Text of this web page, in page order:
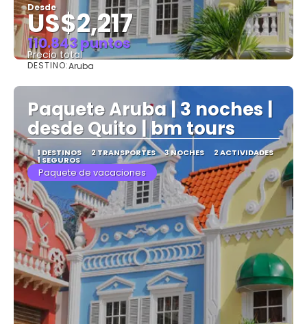
Desde
US$2,217
110.843 puntos
Precio total
DESTINO:Aruba
Paquete Aruba | 3 noches |
desde Quito | bm tours
1 DESTINOS 2 TRANSPORTES 3 NOCHES 2 ACTIVIDADES
1 SEGUROS
Paquete de vacaciones